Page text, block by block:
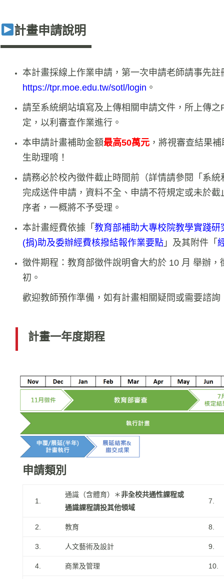
計畫申請說明
本計畫採線上作業申請，第一次申請老師請事先
https://tpr.moe.edu.tw/sotl/login 。
請至系統網站填寫及上傳相關申請文件，所上傳
定，以利審查作業進行。
本申請計畫補助金額最高50萬元 ，將視審查結果
生助理唷！
請務必於校內徵件截止時間前（詳情請參閱「系
完成送件申請，資料不全、申請不符規定或未於
序者，一概將不予受理。
本計畫經費依據「 教育部補助大專校院教學實踐研
(捐)助及委辦經費核撥結報作業要點 」及其附件「
徵件期程：教育部徵件說明會大約於 10 月 舉辦
初。
歡迎教師預作準備，如有計畫相關疑問或需要諮
計畫一年度期程
申請類別
1.
通識（含體育）＊非全校共通性課程或
通識課程請投其他領域
7.
2. 教育 8.
3. 人文藝術及設計 9.
4. 商業及管理 10.